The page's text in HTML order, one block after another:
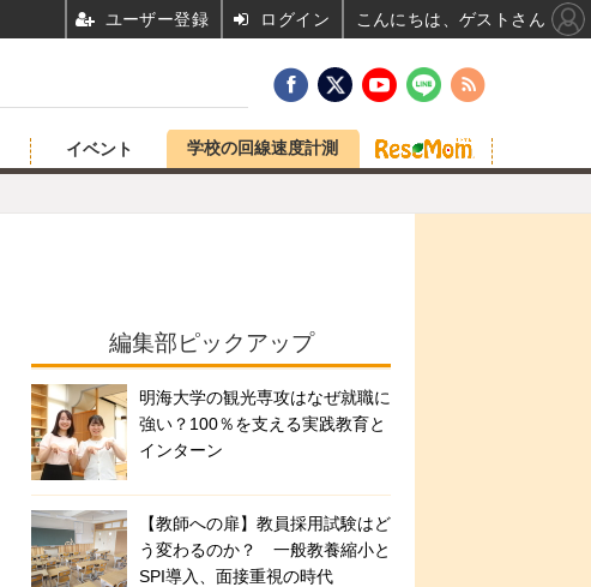
イベント 学校の回線速度計測
編集部ピックアップ
明海大学の観光専攻はなぜ就職に
強い？100％を支える実践教育と
インターン
【教師への扉】教員採用試験はど
う変わるのか？ 一般教養縮小と
SPI導入、面接重視の時代
ユーザー登録 ログイン こんにちは、ゲストさん